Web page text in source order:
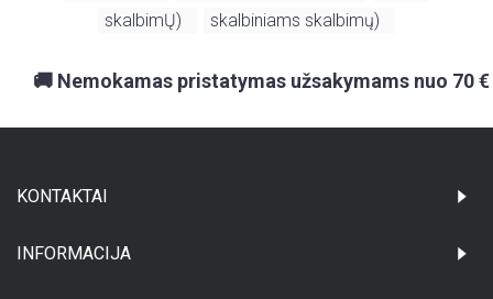
skalbimŲ) skalbiniams skalbimų)
🚚 Nemokamas pristatymas užsakymams nuo 70 €
KONTAKTAI
INFORMACIJA